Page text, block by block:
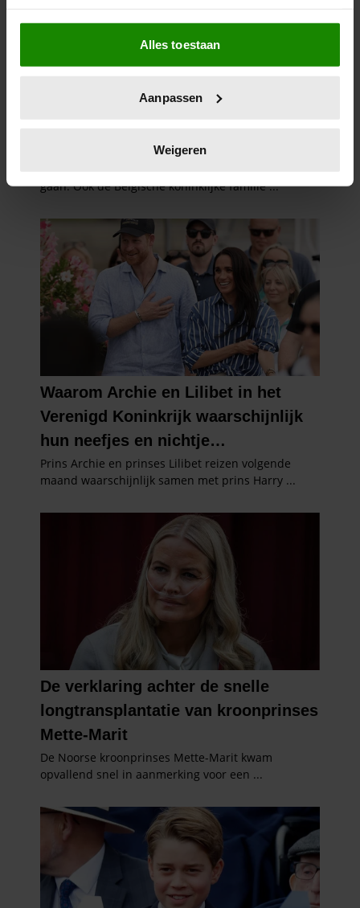
Als u het toestaat, willen we ook graag:
Informatie verzamelen over uw geografische
locatie, die tot een paar meter nauwkeurig kan zijn
scannen op specifieke eigenschappen (fingerprinting)
verwerkt en stel uw voorkeuren in het
intrekken in de Cookieverklaring.
We gebruiken cookies om content en advertenties te
personaliseren, om functies voor social media te bieden
en om ons websiteverkeer te analyseren. Ook delen we
informatie over uw gebruik van onze site met onze
partners voor social media, adverteren en analyse. Deze
partners kunnen deze gegevens combineren met andere
informatie die u aan ze heeft verstrekt of die ze hebben
verzameld op basis van uw gebruik van hun services. U
gaat akkoord met onze cookies als u onze website blijft
gebruiken.
Alles toestaan
Aanpassen
Weigeren